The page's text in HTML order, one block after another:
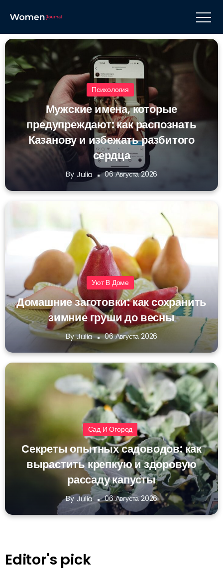
Психология
Мужские имена, которые
предупреждают: как распознать
Казанову и избежать разбитого
сердца
By Julia 06 Августа 2026
Уют В Доме
Домашние заготовки: как сохранить
зимние груши до весны
By Julia 06 Августа 2026
Сад И Огород
Секреты опытных садоводов: как
вырастить крепкую и здоровую
рассаду капусты
By Julia 06 Августа 2026
Editor's pick